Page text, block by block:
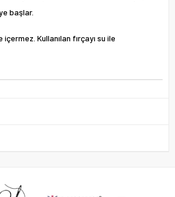
başlar.
Kullanılan fırçayı su ile